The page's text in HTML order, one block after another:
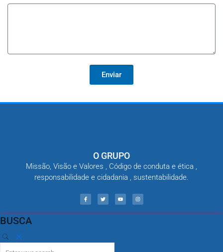
Enviar
O GRUPO
Missão, Visão e Valores , Código de conduta e ética ,
responsabilidade e cidadania , sustentabilidade.
BUSCA